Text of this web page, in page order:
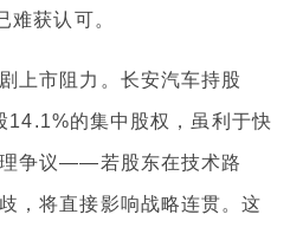
难获认可。
上市阻力。长安汽车持股
14.1%的集中股权，虽利于快
争议——若股东在技术路
，将直接影响战略连贯。这